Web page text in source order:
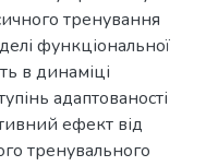
тренування
функціональної
в динаміці
адаптованості
ефект від
тренувального